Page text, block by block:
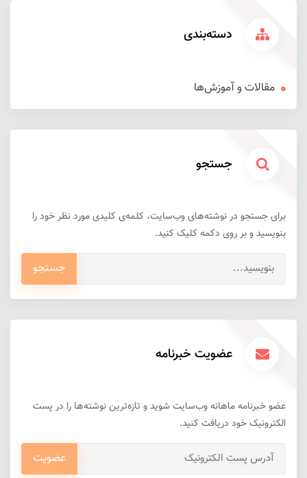
دسته‌بندی
مقالات و آموزش‌ها
جستجو
برای جستجو در نوشته‌های وب‌سایت، کلمه‌ی کلیدی مورد نظر خود را
بنویسید و بر روی دکمه کلیک کنید.
جستجو
عضویت خبرنامه
عضو خبرنامه ماهانه وب‌سایت شوید و تازه‌ترین نوشته‌ها را در پست
الکترونیک خود دریافت کنید.
عضویت